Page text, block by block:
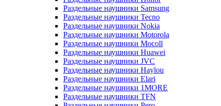
Раздельные наушники Samsung
Раздельные наушники Tecno
Раздельные наушники Nokia
Раздельные наушники Motorola
Раздельные наушники Mocoll
Раздельные наушники Huawei
Раздельные наушники JVC
Раздельные наушники Haylou
Раздельные наушники Elari
Раздельные наушники 1MORE
Раздельные наушники TFN